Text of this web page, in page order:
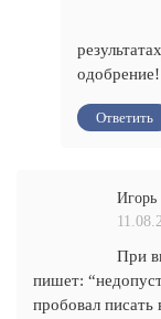
одобрение!
Ответить
Игорь
При
пишет:
пробовал писать